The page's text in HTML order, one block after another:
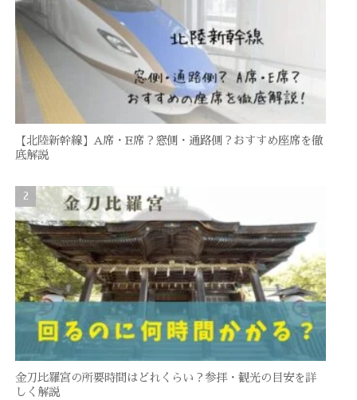
【北陸新幹線】A席・E席？窓側・通路側？おすすめ座席を徹
底解説
金刀比羅宮の所要時間はどれくらい？参拝・観光の目安を詳
しく解説